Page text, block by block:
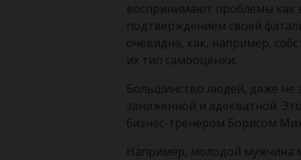
воспринимают проблемы как
подтверждением своей
очевидна, как, например,
их тип самооценки.
Большинство людей, даже не
заниженной и адекватной.
бизнес-тренером Борисом
Например, молодой мужчина